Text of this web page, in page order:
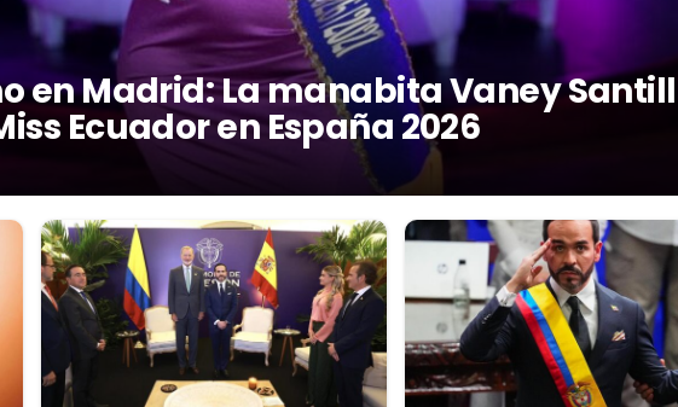
en Madrid: La manabita Vaney
Ecuador en España 2026